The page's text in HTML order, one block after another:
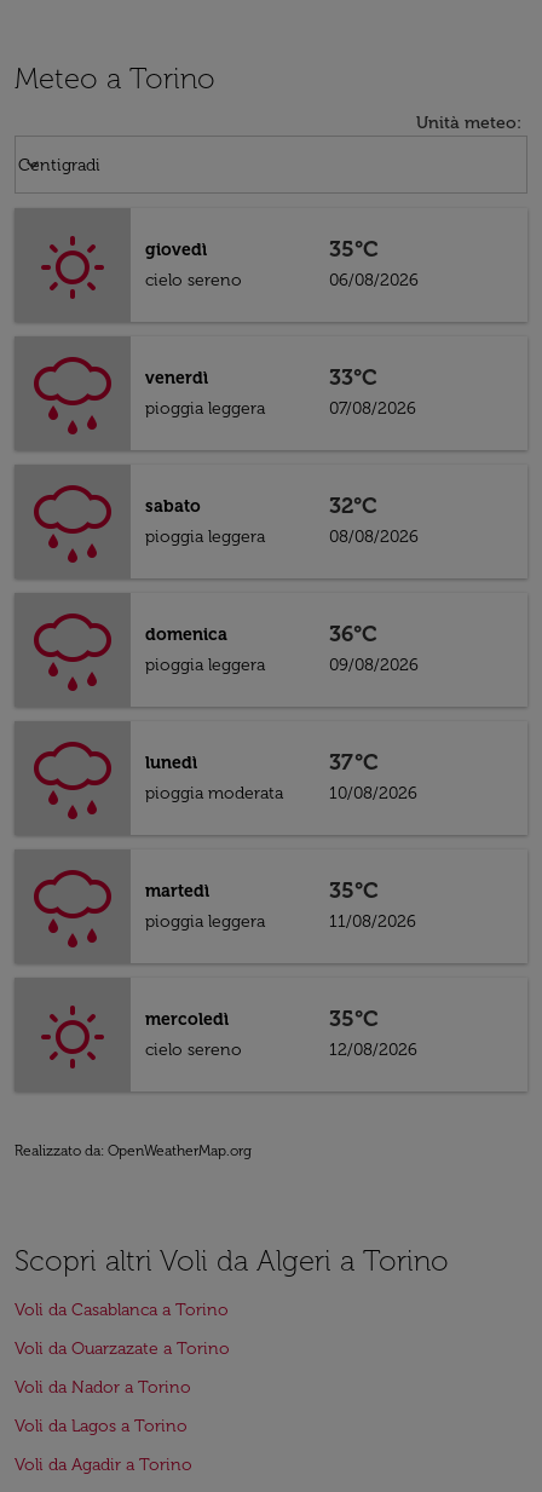
Meteo a Torino
Unità meteo:
Centigradi
keyboard_arrow_down
giovedì
cielo sereno
35°C
06/08/2026
venerdì
pioggia leggera
33°C
07/08/2026
sabato
pioggia leggera
32°C
08/08/2026
domenica
pioggia leggera
36°C
09/08/2026
lunedì
pioggia moderata
37°C
10/08/2026
martedì
pioggia leggera
35°C
11/08/2026
mercoledì
cielo sereno
35°C
12/08/2026
Realizzato da: OpenWeatherMap.org
Scopri altri Voli da Algeri a Torino
Voli da Casablanca a Torino
Voli da Ouarzazate a Torino
Voli da Nador a Torino
Voli da Lagos a Torino
Voli da Agadir a Torino